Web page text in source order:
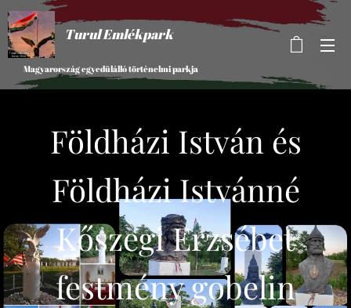
Turul Emlékpark
Magyarország egyedülálló történelmi parkja
Földházi István és
Földházi Istvánné
Kőszegi Erzsébet
festmény gobelin